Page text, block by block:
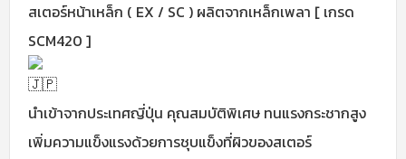
สเตอร์หน้าเหล็ก ( EX / SC ) ผลิตจากเหล็กเพลา [ เกรด
SCM420 ]
นำเข้าจากประเทศญี่ปุ่น คุณสมบัติพิเศษ ทนแรงกระชากสูง
เพิ่มความแข็งแรงด้วยการชุบแข็งที่ผิวของสเตอร์